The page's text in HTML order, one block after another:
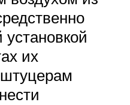
их